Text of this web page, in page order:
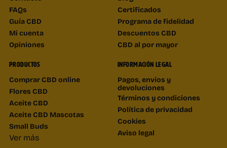
FAQs
Guía CBD
Mi cuenta
Opiniones
Certificados
Programa de fidelidad
Descuentos CBD
CBD al por mayor
PRODUCTOS
Comprar CBD online
Flores CBD
Aceite CBD
Aceite CBD Mascotas
Small Buds
Ver más
INFORMACIÓN LEGAL
Pagos, envíos y
devoluciones
Términos y condiciones
Política de privacidad
Cookies
Aviso legal